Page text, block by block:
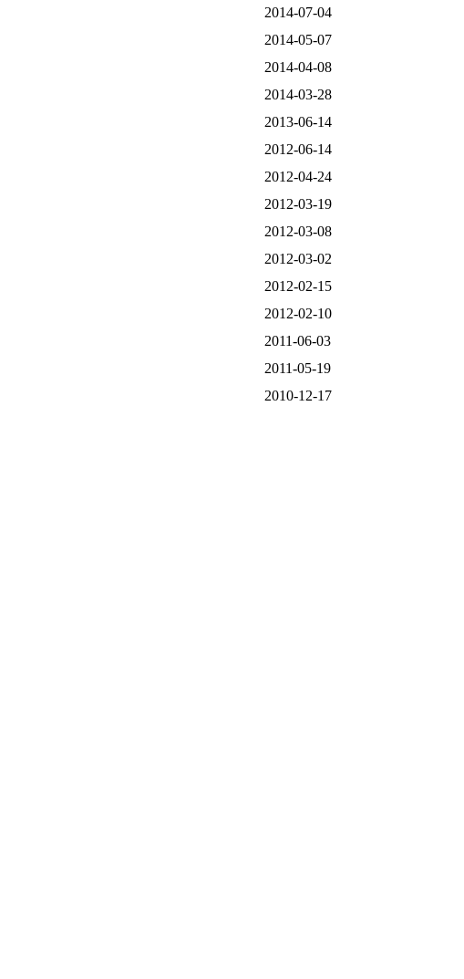
2014-07-04
2014-05-07
2014-04-08
2014-03-28
2013-06-14
2012-06-14
2012-04-24
2012-03-19
2012-03-08
2012-03-02
2012-02-15
2012-02-10
2011-06-03
2011-05-19
2010-12-17